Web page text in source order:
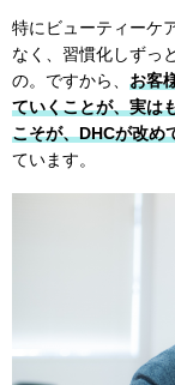
特にビューティーケ
なく、習慣化しずっ
の。ですから、 お客
ていくことが、実は
こそが、DHCが改め
ています。